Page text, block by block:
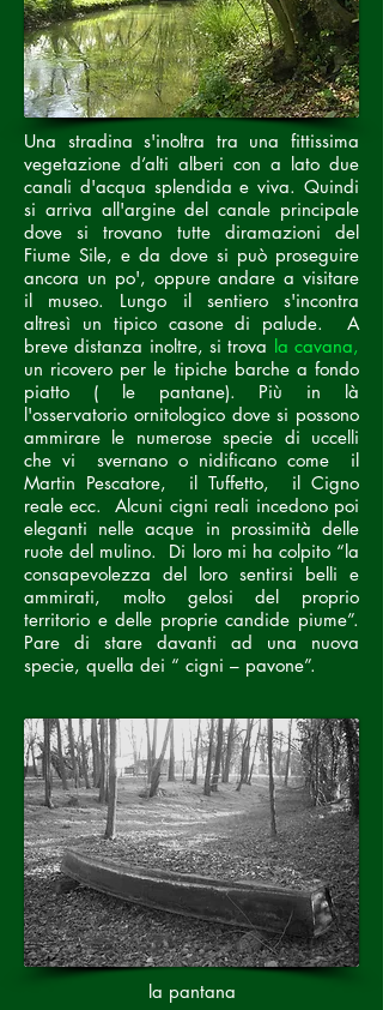
Una stradina s'inoltra tra una fittissima
vegetazione d’alti alberi con a lato due
canali d'acqua splendida e viva. Quindi
si arriva all'argine del canale principale
dove si trovano tutte diramazioni del
Fiume Sile, e da dove si può proseguire
ancora un po', oppure andare a visitare
il museo. Lungo il sentiero s'incontra
altresì un tipico casone di palude. A
breve distanza inoltre, si trova la cavana,
un ricovero per le tipiche barche a fondo
piatto ( le pantane). Più in là
l'osservatorio ornitologico dove si possono
ammirare le numerose specie di uccelli
che vi svernano o nidificano come il
Martin Pescatore, il Tuffetto, il Cigno
reale ecc. Alcuni cigni reali incedono poi
eleganti nelle acque in prossimità delle
ruote del mulino. Di loro mi ha colpito “la
consapevolezza del loro sentirsi belli e
ammirati, molto gelosi del proprio
territorio e delle proprie candide piume”.
Pare di stare davanti ad una nuova
specie, quella dei “ cigni – pavone”.
la pantana